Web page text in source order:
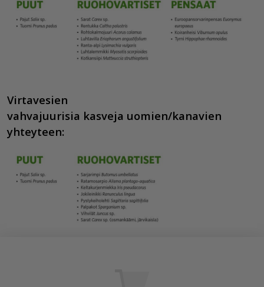
Virtavesien
vahvajuurisia kasveja uomien/kanavien
yhteyteen: